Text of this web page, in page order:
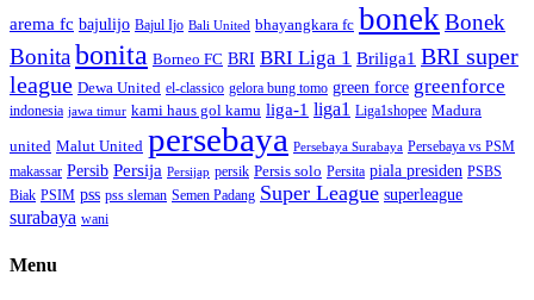
arema fc bajulijo Bajul Ijo Bali United bhayangkara fc bonekBonek
Bonitabonita Borneo FC BRI BRI Liga 1 Briliga1 BRI super
league Dewa United el-classico gelora bung tomo green force greenforce
indonesia jawa timur kami haus gol kamu liga-1 liga1 Liga1shopee Madura
united Malut United persebaya Persebaya Surabaya Persebaya vs PSM
makassar Persib Persija Persijap persik Persis solo Persita piala presiden PSBS
Biak PSIM pss pss sleman Semen Padang Super League superleague
surabaya wani
Menu